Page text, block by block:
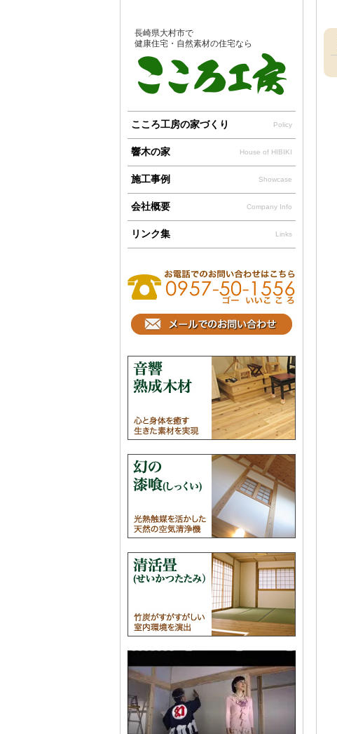
長崎県大村市で
健康住宅・自然素材の住宅なら
こころ工房の家づくり Policy
響木の家 House of HIBIKI
施工事例 Showcase
会社概要 Company Info
リンク集 Links